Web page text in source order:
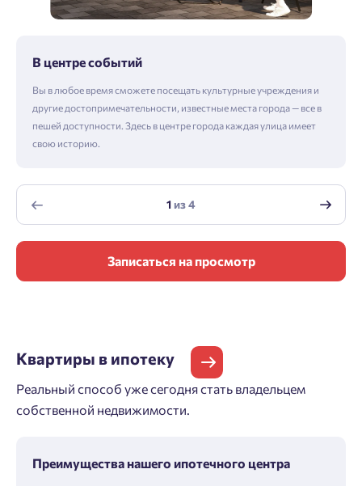
В центре событий
Вы в любое время сможете посещать культурные учреждения и
другие достопримечательности, известные места города — все в
пешей доступности. Здесь в центре города каждая улица имеет
свою историю.
1из4
Записаться на просмотр
Квартиры в ипотеку
Реальный способ уже сегодня стать владельцем
собственной недвижимости.
Преимущества нашего ипотечного центра